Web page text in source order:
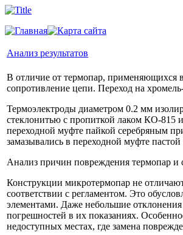
Анализ результатов
В отличие от термопар, применяющихся
сопротивление цепи. Переход на
Термоэлектроды диаметром 0.2 мм
стеклонитью с пропиткой лаком КО-815
переходной муфте пайкой серебряным
замазывались в переходной муфте
Анализ причин повреждения термопар и
Конструкции микротермопар не
соответствии с регламентом. Это
элементами. Даже небольшие
погрешностей в их показаниях.
недоступных местах, где замена